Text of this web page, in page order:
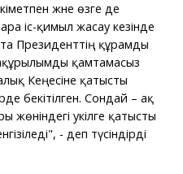
және өзге де
іс-қимыл жасау кезінде
Президенттің құрамды
қамтамасыз
Кеңесіне қатысты
бекітілген. Сондай – ақ
уәкілге қатысты
- деп түсіндірді